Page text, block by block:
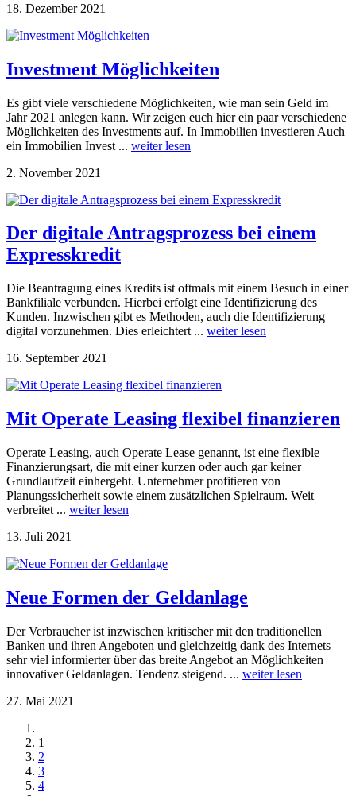
18. Dezember 2021
Investment Möglichkeiten
Es gibt viele verschiedene Möglichkeiten, wie man sein Geld im
Jahr 2021 anlegen kann. Wir zeigen euch hier ein paar verschiedene
Möglichkeiten des Investments auf. In Immobilien investieren Auch
ein Immobilien Invest ... weiter lesen
2. November 2021
Der digitale Antragsprozess bei einem
Expresskredit
Die Beantragung eines Kredits ist oftmals mit einem Besuch in einer
Bankfiliale verbunden. Hierbei erfolgt eine Identifizierung des
Kunden. Inzwischen gibt es Methoden, auch die Identifizierung
digital vorzunehmen. Dies erleichtert ... weiter lesen
16. September 2021
Mit Operate Leasing flexibel finanzieren
Operate Leasing, auch Operate Lease genannt, ist eine flexible
Finanzierungsart, die mit einer kurzen oder auch gar keiner
Grundlaufzeit einhergeht. Unternehmer profitieren von
Planungssicherheit sowie einem zusätzlichen Spielraum. Weit
verbreitet ... weiter lesen
13. Juli 2021
Neue Formen der Geldanlage
Der Verbraucher ist inzwischen kritischer mit den traditionellen
Banken und ihren Angeboten und gleichzeitig dank des Internets
sehr viel informierter über das breite Angebot an Möglichkeiten
innovativer Geldanlagen. Tendenz steigend. ... weiter lesen
27. Mai 2021
1
2
3
4